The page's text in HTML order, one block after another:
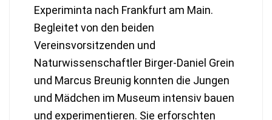
Experiminta nach Frankfurt am Main.
Begleitet von den beiden
Vereinsvorsitzenden und
Naturwissenschaftler Birger-Daniel Grein
und Marcus Breunig konnten die Jungen
und Mädchen im Museum intensiv bauen
und experimentieren. Sie erforschten